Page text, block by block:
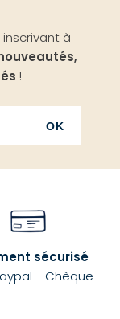
à
!
OK
sécurisé
- Chèque